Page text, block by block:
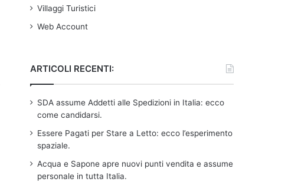
Villaggi Turistici
Web Account
ARTICOLI RECENTI:
SDA assume Addetti alle Spedizioni in Italia: ecco
come candidarsi.
Essere Pagati per Stare a Letto: ecco l’esperimento
spaziale.
Acqua e Sapone apre nuovi punti vendita e assume
personale in tutta Italia.